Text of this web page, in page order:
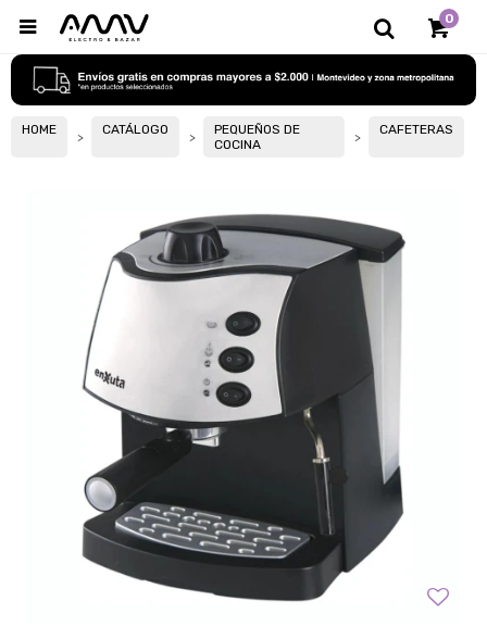
0

HOME CATÁLOGO
PEQUEÑOS DE
COCINA
CAFETERAS